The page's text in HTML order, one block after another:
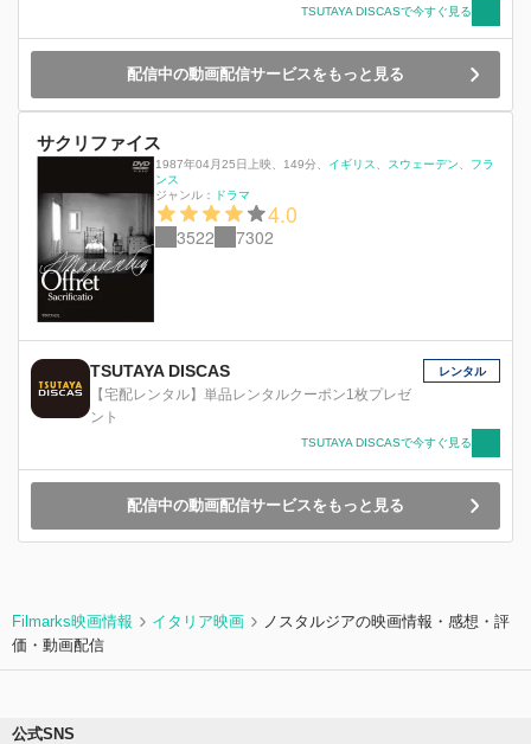
TSUTAYA DISCASで今すぐ見る
配信中の動画配信サービスをもっと見る
サクリファイス
1987年04月25日上映 149分 イギリス スウェーデン
フラ
ンス
ジャンル：
ドラマ
4.0
3522 7302
TSUTAYA DISCAS
【宅配レンタル】単品レンタルクーポン1枚プレゼ
ント
レンタル
TSUTAYA DISCASで今すぐ見る
配信中の動画配信サービスをもっと見る
Filmarks映画情報 イタリア映画
ノスタルジアの映画情報・感想・評
価・動画配信
公式SNS